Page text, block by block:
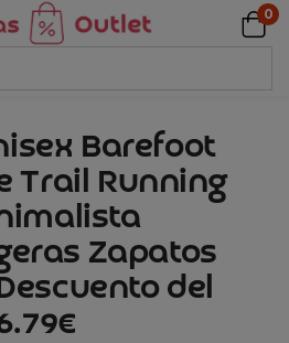
0
Barefoot
Trail Running
Zapatos
del